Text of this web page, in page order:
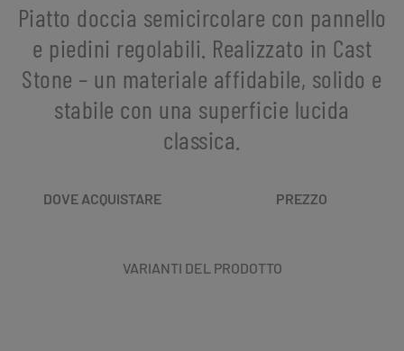
Piatto doccia semicircolare con pannello
e piedini regolabili. Realizzato in Cast
Stone – un materiale affidabile, solido e
stabile con una superficie lucida
classica.
DOVE ACQUISTARE PREZZO
VARIANTI DEL PRODOTTO